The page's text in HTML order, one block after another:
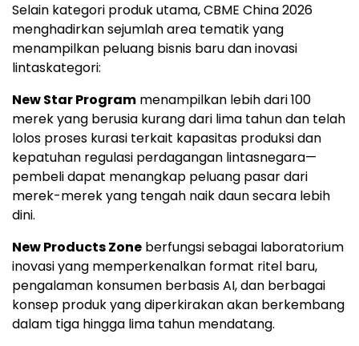
Selain kategori produk utama, CBME China 2026
menghadirkan sejumlah area tematik yang
menampilkan peluang bisnis baru dan inovasi
lintaskategori:
New Star Program menampilkan lebih dari 100
merek yang berusia kurang dari lima tahun dan telah
lolos proses kurasi terkait kapasitas produksi dan
kepatuhan regulasi perdagangan lintasnegara—
pembeli dapat menangkap peluang pasar dari
merek-merek yang tengah naik daun secara lebih
dini.
New Products Zone berfungsi sebagai laboratorium
inovasi yang memperkenalkan format ritel baru,
pengalaman konsumen berbasis AI, dan berbagai
konsep produk yang diperkirakan akan berkembang
dalam tiga hingga lima tahun mendatang.